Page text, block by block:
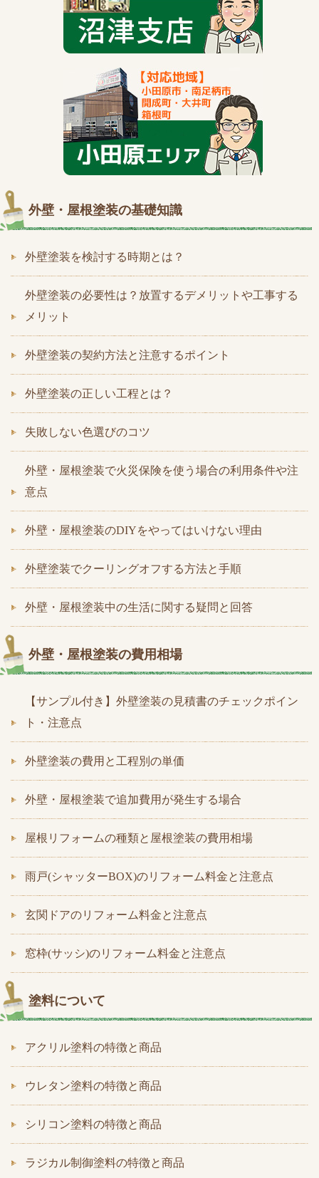
外壁・屋根塗装の基礎知識
外壁塗装を検討する時期とは？
外壁塗装の必要性は？放置するデメリットや工事する
メリット
外壁塗装の契約方法と注意するポイント
外壁塗装の正しい工程とは？
失敗しない色選びのコツ
外壁・屋根塗装で火災保険を使う場合の利用条件や注
意点
外壁・屋根塗装のDIYをやってはいけない理由
外壁塗装でクーリングオフする方法と手順
外壁・屋根塗装中の生活に関する疑問と回答
外壁・屋根塗装の費用相場
【サンプル付き】外壁塗装の見積書のチェックポイン
ト・注意点
外壁塗装の費用と工程別の単価
外壁・屋根塗装で追加費用が発生する場合
屋根リフォームの種類と屋根塗装の費用相場
雨戸(シャッターBOX)のリフォーム料金と注意点
玄関ドアのリフォーム料金と注意点
窓枠(サッシ)のリフォーム料金と注意点
塗料について
アクリル塗料の特徴と商品
ウレタン塗料の特徴と商品
シリコン塗料の特徴と商品
ラジカル制御塗料の特徴と商品